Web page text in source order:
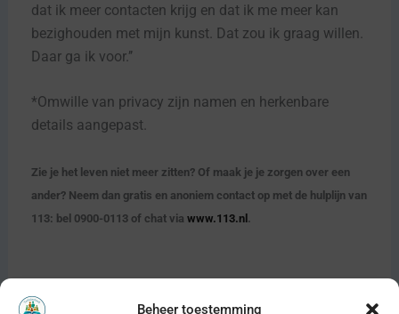
Beheer toestemming
dat ik meer contacten krijg en dat ik me meer kan
bezighouden met mijn kunst. Dat zou ik graag willen.
Daar ga ik voor.’’
*Omwille van privacy zijn namen en herkenbare
details aangepast.
Zie je het leven niet meer zitten? Of maak je je zorgen over een
ander? Neem dan gratis en anoniem contact op met de hulplijn van
113: bel 0900-0113 of chat via www.113.nl .